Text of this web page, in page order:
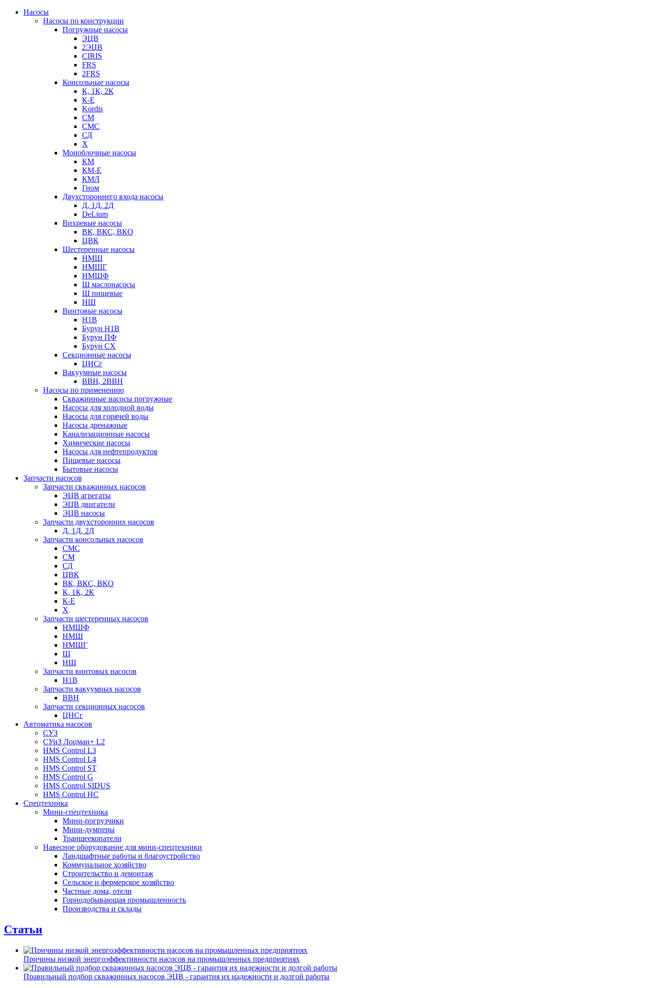
Насосы
Насосы по конструкции
Погружные насосы
ЭЦВ
2ЭЦВ
CIRIS
FRS
2FRS
Консольные насосы
К, 1К, 2К
К-Е
Kordis
СМ
СМС
СД
Х
Моноблочные насосы
КМ
КМ-Е
КМЛ
Гном
Двухстороннего входа насосы
Д, 1Д, 2Д
DeLium
Вихревые насосы
ВК, ВКС, ВКО
ЦВК
Шестеренные насосы
НМШ
НМШГ
НМШФ
Ш маслонасосы
Ш пищевые
НШ
Винтовые насосы
Н1В
Бурун Н1В
Бурун ПФ
Бурун СХ
Секционные насосы
ЦНСг
Вакуумные насосы
ВВН, 2ВВН
Насосы по применению
Скважинные насосы погружные
Насосы для холодной воды
Насосы для горячей воды
Насосы дренажные
Канализационные насосы
Химические насосы
Насосы для нефтепродуктов
Пищевые насосы
Бытовые насосы
Запчасти насосов
Запчасти скважинных насосов
ЭЦВ агрегаты
ЭЦВ двигатели
ЭЦВ насосы
Запчасти двухсторонних насосов
Д, 1Д, 2Д
Запчасти консольных насосов
СМС
СМ
СД
ЦВК
ВК, ВКС, ВКО
К, 1К, 2К
К-Е
Х
Запчасти шестеренных насосов
НМШФ
НМШ
НМШГ
Ш
НШ
Запчасти винтовых насосов
Н1В
Запчасти вакуумных насосов
ВВН
Запчасти секционных насосов
ЦНСг
Автоматика насосов
СУЗ
СУиЗ Лоцман+ L2
HMS Control L3
HMS Control L4
HMS Control ST
HMS Control G
HMS Control SIDUS
HMS Control HC
Спецтехника
Мини-спецтехника
Мини-погрузчики
Мини-думперы
Траншеекопатели
Навесное оборудование для мини-спецтехники
Ландшафтные работы и благоустройство
Коммунальное хозяйство
Строительство и демонтаж
Сельское и фермерское хозяйство
Частные дома, отели
Горнодобывающая промышленность
Производства и склады
Статьи
Причины низкой энергоэффективности насосов на промышленных предприятиях
Правильный подбор скважинных насосов ЭЦВ - гарантия их надежности и долгой работы